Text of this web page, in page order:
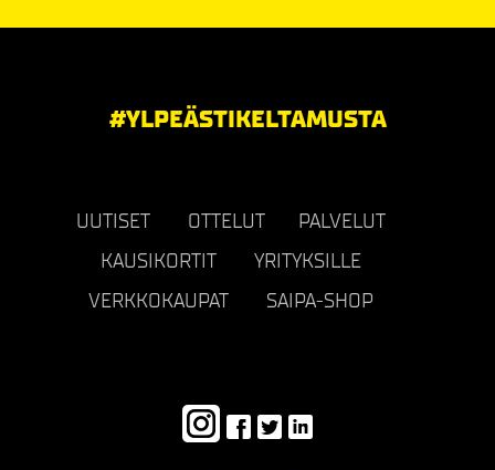
#YLPEÄSTIKELTAMUSTA
UUTISET OTTELUT
PALVELUT
KAUSIKORTIT
YRITYKSILLE
VERKKOKAUPAT
SAIPA-SHOP